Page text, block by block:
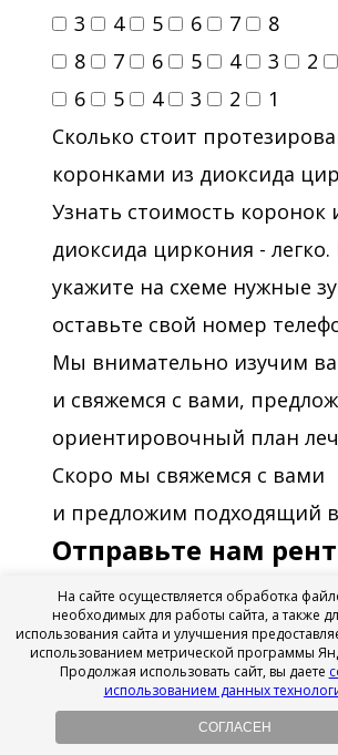
3
4 5 6 7
8
8
7 6 5 4 3 2
6
5 4 3 2
1
Сколько стоит
коронками из диоксида
Узнать стоимость коронок
диоксида циркония - легко.
укажите на схеме нужные
оставьте свой номер
Мы внимательно изучим
и свяжемся с вами,
ориентировочный план
Скоро мы свяжемся с вами
и предложим подходящий
Отправьте нам
снимок
и получите
онлайн-
лидеров рейтинга
стоматологов
На сайте осуществляется обработка
необходимых для работы сайта, а также
использования сайта и улучшения
использованием метрической программы
Продолжая использовать сайт, вы даете
использованием данных
СОГЛАСЕН